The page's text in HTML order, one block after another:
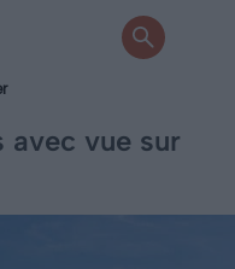
avec vue sur